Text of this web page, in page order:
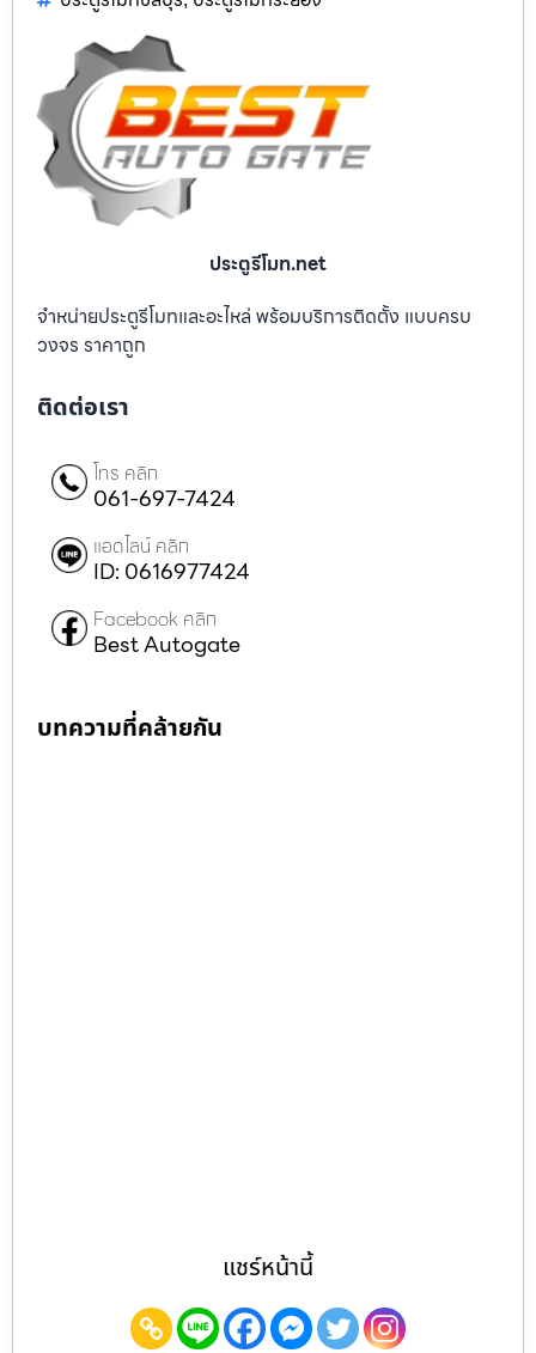
ประตูรีโมท.net
จำหน่ายประตูรีโมทและอะไหล่ พร้อมบริการติดตั้ง แบบครบ
วงจร ราคาถูก
ติดต่อเรา
โทร คลิก
061-697-7424
แอดไลน์ คลิก
ID: 0616977424
Facebook คลิก
Best Autogate
บทความที่คล้ายกัน
แชร์หน้านี้